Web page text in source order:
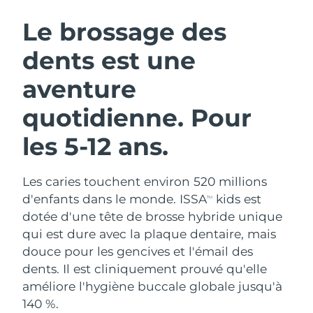
Le brossage des
dents est une
aventure
quotidienne. Pour
les 5-12 ans.
Les caries touchent environ 520 millions
d'enfants dans le monde. ISSATM
kids est
dotée d'une tête de brosse hybride unique
qui est dure avec la plaque dentaire, mais
douce pour les gencives et l'émail des
dents. Il est cliniquement prouvé qu'elle
améliore l'hygiène buccale globale jusqu'à
140 %.
Nettoyage du visage
LUNA™ 4 coffret
Anti-aging massage
LUNA™ 4 Plus
Massage, LED heating
LUNA™ 4 Men
For men, anti-aging massage
BEAR™ 2 coffret
Microcurrent toning
BEAR™ 2 go
Microcurrent toning on-the-go
BEAR™ 2 eyes & lips
Microcurrent line smoothing device
UFO™ 3 coffret
Deep facial hydration
UFO™ 3 LED
Near-infrared and red light therapy
device
issa™ 4
Hybrid silicone sonic toothbrush
issa™ 4 plus
Smart hybrid silicone sonic toothbrush
FAQ™ TRAITEMENT ANTI-ÂGE
Anti-âge Traitements LED
NEW
Autriche Livraison estimée
Bahreïn Livraison estimée
Belgique
Bermudes Livraison estimée
Bosnie-Herzégovine
Brunei Livraison estimée 8/15/26
Bulgarie Livraison estimée8/10/26
Canada Livraison estimée
Chili Livraison estimée8/14/26